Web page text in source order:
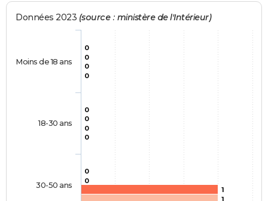
Données 2023 (source : ministère de l'Intérieur)
0
0
0
0
0
0
0
0
1
0
0
1
Moins de 18 ans
18-30 ans
30-50 ans